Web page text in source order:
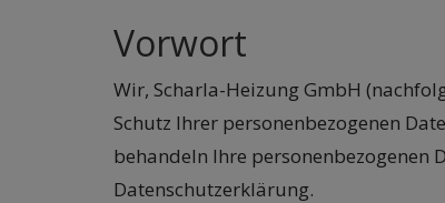
Vorwort
Wir, Scharla-Heizung GmbH
Schutz Ihrer personenbezogenen
behandeln Ihre personenbezogenen
Datenschutzerklärung.